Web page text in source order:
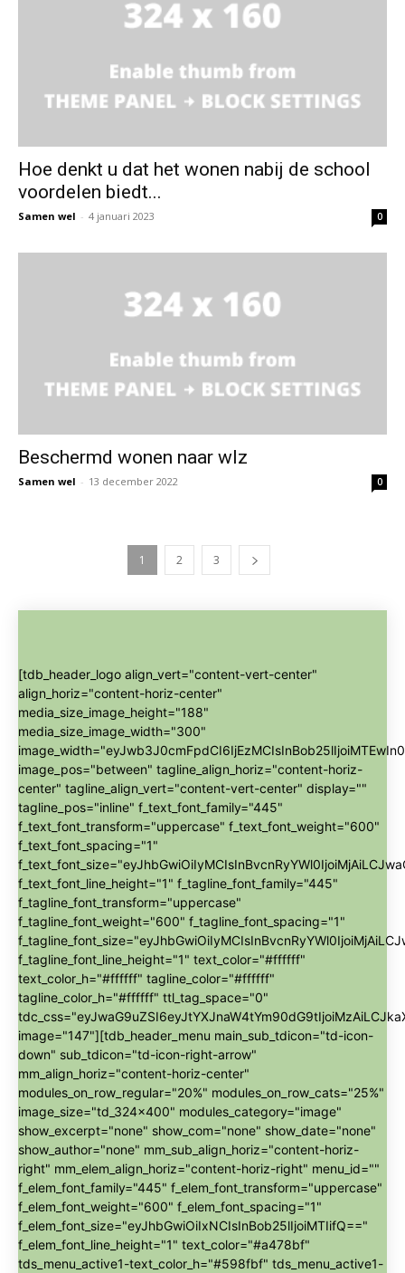
Hoe denkt u dat het wonen nabij de school
voordelen biedt...
Samen wel - 4 januari 2023 0
Beschermd wonen naar wlz
Samen wel - 13 december 2022 0
1 2 3
[tdb_header_logo align_vert="content-vert-center"
align_horiz="content-horiz-center"
media_size_image_height="188"
media_size_image_width="300"
image_pos="between" tagline_align_horiz="content-horiz-
center" tagline_align_vert="content-vert-center" display=""
tagline_pos="inline" f_text_font_family="445"
f_text_font_transform="uppercase" f_text_font_weight="600"
f_text_font_spacing="1"
f_text_font_line_height="1" f_tagline_font_family="445"
f_tagline_font_transform="uppercase"
f_tagline_font_weight="600" f_tagline_font_spacing="1"
f_tagline_font_line_height="1" text_color="#ffffff"
text_color_h="#ffffff" tagline_color="#ffffff"
tagline_color_h="#ffffff" ttl_tag_space="0"
image="147"][tdb_header_menu main_sub_tdicon="td-icon-
down" sub_tdicon="td-icon-right-arrow"
mm_align_horiz="content-horiz-center"
modules_on_row_regular="20%" modules_on_row_cats="25%"
image_size="td_324x400" modules_category="image"
show_excerpt="none" show_com="none" show_date="none"
show_author="none" mm_sub_align_horiz="content-horiz-
right" mm_elem_align_horiz="content-horiz-right" menu_id=""
f_elem_font_family="445" f_elem_font_transform="uppercase"
f_elem_font_weight="600" f_elem_font_spacing="1"
f_elem_font_size="eyJhbGwiOiIxNCIsInBob25lIjoiMTIifQ=="
f_elem_font_line_height="1" text_color="#a478bf"
tds_menu_active1-text_color_h="#598fbf" tds_menu_active1-